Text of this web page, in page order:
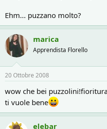
Ehm... puzzano molto?
marica
Apprendista Florello
20 Ottobre 2008
wow che bei
ti vuole bene
elebar